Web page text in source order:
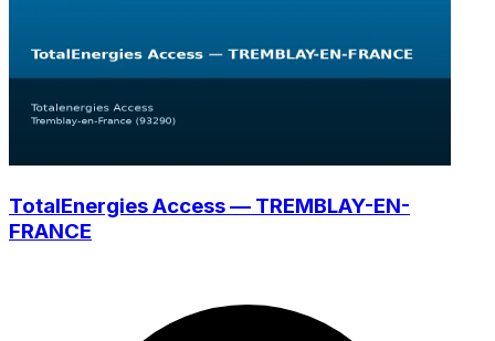
TotalEnergies Access — TREMBLAY-EN-
FRANCE